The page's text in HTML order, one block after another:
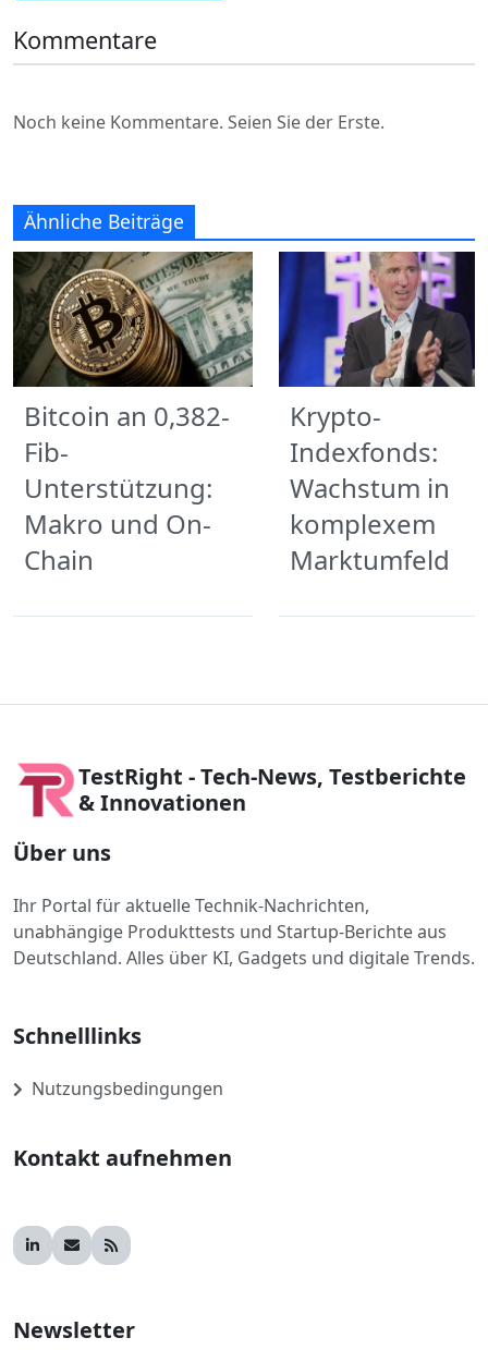
Kommentare
Noch keine Kommentare. Seien Sie der Erste.
Ähnliche Beiträge
Bitcoin an 0,382-
Fib-
Unterstützung:
Makro und On-
Chain
Krypto-
Indexfonds:
Wachstum in
komplexem
Marktumfeld
TestRight - Tech-News, Testberichte
& Innovationen
Über uns
Ihr Portal für aktuelle Technik-Nachrichten,
unabhängige Produkttests und Startup-Berichte aus
Deutschland. Alles über KI, Gadgets und digitale Trends.
Schnelllinks
Nutzungsbedingungen
Kontakt aufnehmen
Newsletter